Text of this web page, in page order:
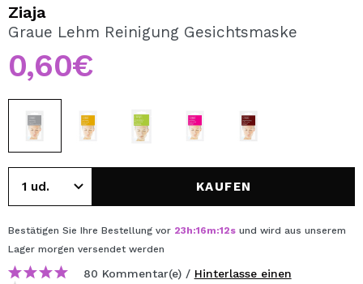
REGISTRIEREN
Durch die Erstellung eines Kontos bei Maquillalia.de
können Sie Ihre Einkäufe schnell tätigen, den Status Ihrer
einsehen.
Ziaja
Graue Lehm Reinigung Gesichtsmaske
0,60€
KAUFEN
Bestätigen Sie Ihre Bestellung vor 23h:16m:12s und wird aus unserem
Lager morgen versendet werden
80 Kommentar(e) / Hinterlasse einen